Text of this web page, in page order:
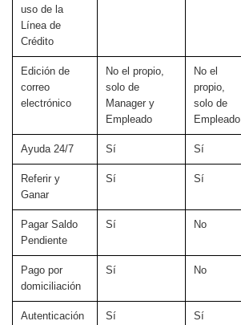
uso de la
Línea de
Crédito
Edición de
correo
electrónico
No el propio,
solo de
Manager y
Empleado
No el
propio,
solo de
Empleado
Ayuda 24/7 Sí Sí
Referir y
Ganar
Sí Sí
Pagar Saldo
Pendiente
Sí No
Pago por
domiciliación
Sí No
Autenticación
Sí Sí